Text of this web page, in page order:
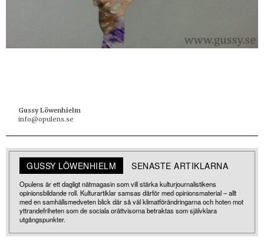
Gussy Löwenhielm
info@opulens.se
GUSSY LÖWENHIELM SENASTE ARTIKLARNA
Opulens är ett dagligt nätmagasin som vill stärka kulturjournalistikens
opinionsbildande roll. Kulturartiklar samsas därför med opinionsmaterial – allt
med en samhällsmedveten blick där så väl klimatförändringarna och hoten mot
yttrandefriheten som de sociala orättvisorna betraktas som självklara
utgångspunkter.